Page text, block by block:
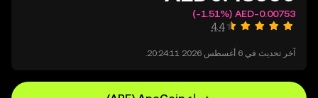
(‏‎‎-1.51‎%‎‏)
آخر تحديث في ‏6 أغسطس 2026 20:24:11.